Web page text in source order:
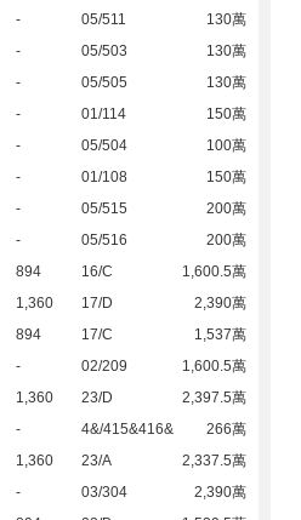
- 05/511
130萬
- 05/503
130萬
- 05/505
130萬
- 01/114
150萬
- 05/504
100萬
- 01/108
150萬
- 05/515
200萬
- 05/516
200萬
894 16/C
1,600.5萬
1,360 17/D
2,390萬
894 17/C
1,537萬
- 02/209
1,600.5萬
1,360 23/D
2,397.5萬
- 4&/415&416&
266萬
1,360 23/A
2,337.5萬
- 03/304
2,390萬